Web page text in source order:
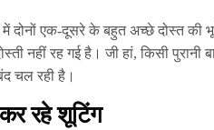
दोनों एक-दूसरे के बहुत अच्छे दोस्त की
नहीं रह गई है। जी हां, किसी
चल रही है।
रहे शूटिंग